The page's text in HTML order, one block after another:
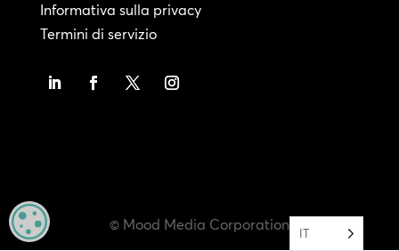
Informativa sulla privacy
Termini di servizio
© Mood Media Corporation
IT
MANAGE PRIVACY